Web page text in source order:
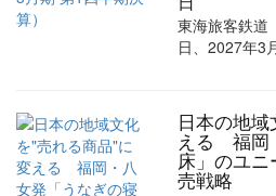
ア
ー
ク
追
加
東海旅客鉄道
日、2027年3
日本の地
える 福岡
床」のユ
売戦略